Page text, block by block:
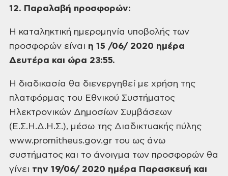
12. Παραλαβή προσφορών:
Η καταληκτική ημερομηνία υποβολής των
προσφορών είναι η 15 /06/ 2020 ημέρα
Δευτέρα και ώρα 23:55.
Η διαδικασία θα διενεργηθεί με χρήση της
πλατφόρμας του Εθνικού Συστήματος
Ηλεκτρονικών Δημοσίων Συμβάσεων
(Ε.Σ.Η.Δ.Η.Σ.), μέσω της Διαδικτυακής πύλης
www.promitheus.gov.gr του ως άνω
συστήματος και το άνοιγμα των προσφορών θα
γίνει την 19/06/ 2020 ημέρα Παρασκευή και